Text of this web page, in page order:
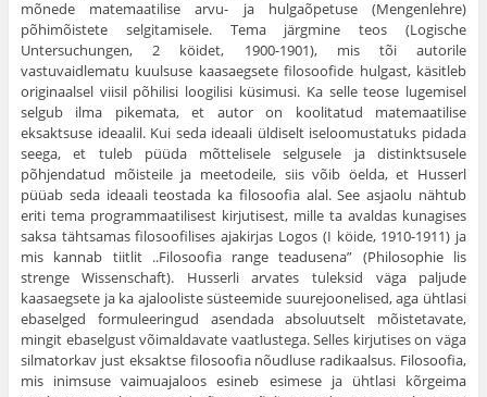
mõnede matemaatilise arvu- ja hulgaõpetuse (Mengenlehre)
põhimõistete selgitamisele. Tema järgmine teos (Logische
Untersuchungen, 2 köidet, 1900-1901), mis tõi autorile
vastuvaidlematu kuulsuse kaasaegsete filosoofide hulgast, käsitleb
originaalsel viisil põhilisi loogilisi küsi­musi. Ka selle teose lugemisel
selgub ilma pikemata, et autor on kooli­tatud matemaatilise
eksaktsuse ideaalil. Kui seda ideaali üldiselt ise­loomustatuks pidada
seega, et tuleb püüda mõttelisele selgusele ja distinktsusele
põhjendatud mõisteile ja meetodeile, siis võib öelda, et Husserl
püüab seda ideaali teostada ka filosoofia alal. See asjaolu nähtub
eriti tema programmaatilisest kirjutisest, mille ta avaldas kunagises
saksa tähtsamas filosoofilises ajakirjas Logos (I köide, 1910-1911) ja
mis kannab tiitlit ..Filosoofia range teadusena” (Philosophie lis
strenge Wissenschaft). Husserli arvates tuleksid väga pal­jude
kaasaegsete ja ka ajalooliste süsteemide suurejoonelised, aga üht­lasi
ebaselged formuleeringud asendada absoluutselt mõistetavate,
mingit ebaselgust võimaldavate vaatlustega. Selles kirjutises on väga
silmatorkav just eksaktse filosoofia nõudluse radikaalsus. Filo­soofia,
mis inimsuse vaimuajaloos esineb esimese ja ühtlasi kõrgeima